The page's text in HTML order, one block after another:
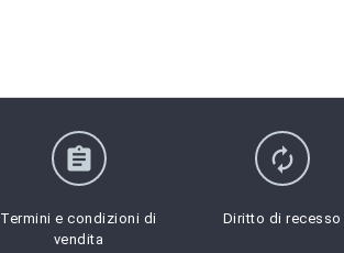
assignment
Termini e condizioni di
vendita
autorenew
Diritto di recesso